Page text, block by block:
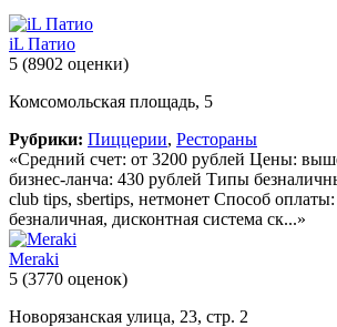
iL Патио
5 (8902 оценки)
Комсомольская площадь, 5
Рубрики: Пиццерии, Рестораны
«Средний счет: от 3200 рублей Цены:
бизнес-ланча: 430 рублей Типы
club tips, sbertips, нетмонет Способ
безналичная, дисконтная система ск...»
Meraki
5 (3770 оценок)
Новорязанская улица, 23, стр. 2